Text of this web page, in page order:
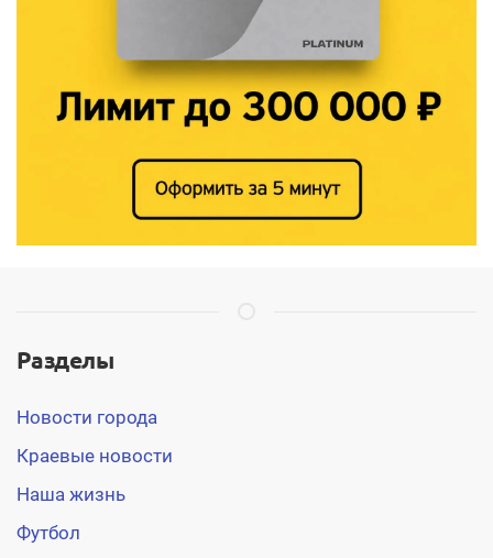
Разделы
Новости города
Краевые новости
Наша жизнь
Футбол